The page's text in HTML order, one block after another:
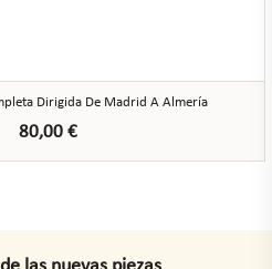
Dirigida De Madrid A Almería
80,00 €